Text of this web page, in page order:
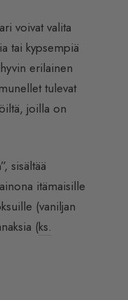
voivat valita
tai kypsempiä
erilainen
tulevat
joilla on
sisältää
itämaisille
(vaniljan
(ks.